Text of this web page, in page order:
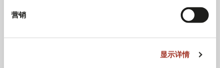
营销
显示详情